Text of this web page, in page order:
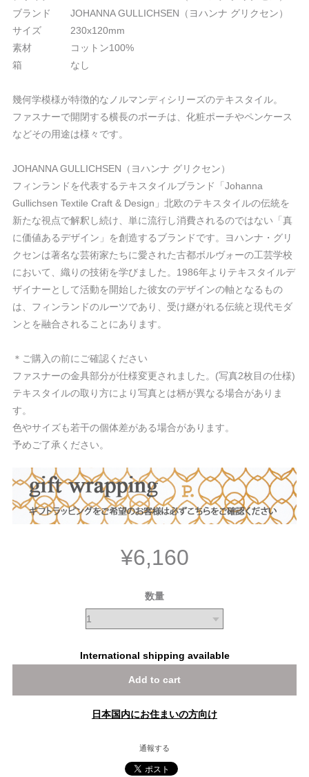
ブランド JOHANNA GULLICHSEN（ヨハンナ グリクセン）
サイズ 230x120mm
素材 コットン100%
箱 なし
幾何学模様が特徴的なノルマンディシリーズのテキスタイル。
ファスナーで開閉する横長のポーチは、化粧ポーチやペンケース
などその用途は様々です。
JOHANNA GULLICHSEN（ヨハンナ グリクセン）
フィンランドを代表するテキスタイルブランド「Johanna
Gullichsen Textile Craft & Design」北欧のテキスタイルの伝統を
新たな視点で解釈し続け、単に流行し消費されるのではない「真
に価値あるデザイン」を創造するブランドです。ヨハンナ・グリ
クセンは著名な芸術家たちに愛された古都ボルヴォーの工芸学校
において、織りの技術を学びました。1986年よりテキスタイルデ
ザイナーとして活動を開始した彼女のデザインの軸となるもの
は、フィンランドのルーツであり、受け継がれる伝統と現代モダ
ンとを融合されることにあります。
＊ご購入の前にご確認ください
ファスナーの金具部分が仕様変更されました。(写真2枚目の仕様)
テキスタイルの取り方により写真とは柄が異なる場合がありま
す。
色やサイズも若干の個体差がある場合があります。
予めご了承ください。
¥6,160
数量
International shipping available
Add to cart
日本国内にお住まいの方向け
通報する